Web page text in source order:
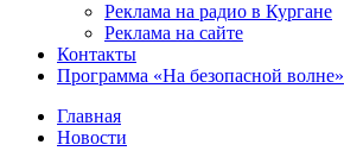
Реклама на радио в Кургане
Реклама на сайте
Контакты
Программа «На безопасной волне»
Главная
Новости